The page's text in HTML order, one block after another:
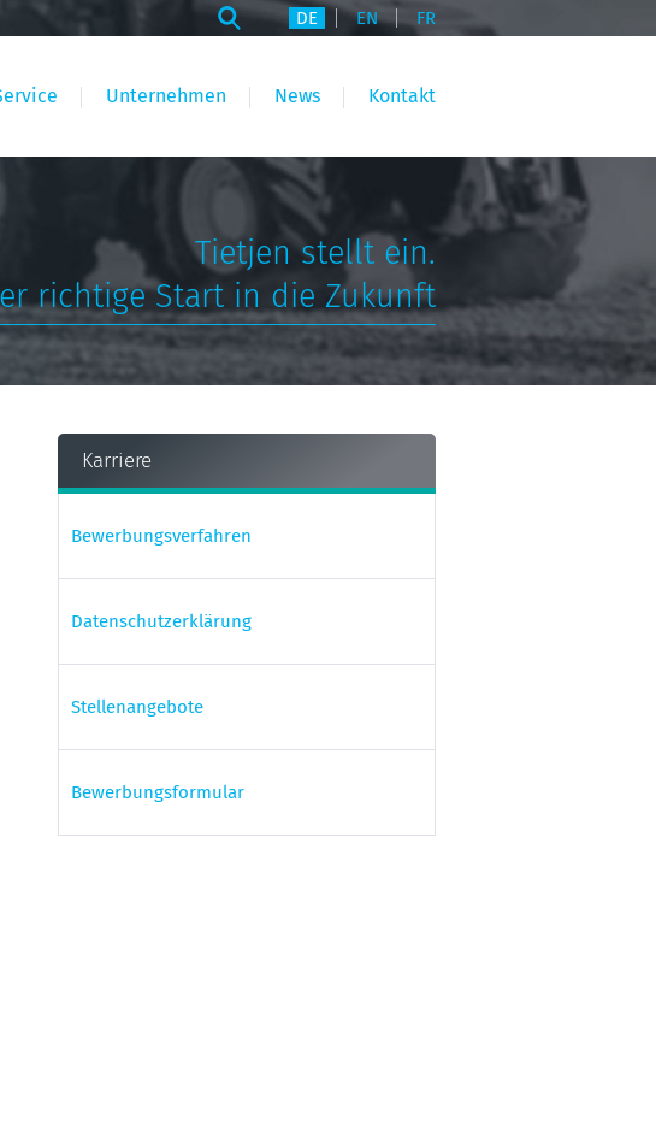
DE EN FR
Unternehmen News Kontakt
Tietjen stellt ein.
richtige Start in die Zukunft
Karriere
Bewerbungsverfahren
Datenschutzerklärung
Stellenangebote
Bewerbungsformular